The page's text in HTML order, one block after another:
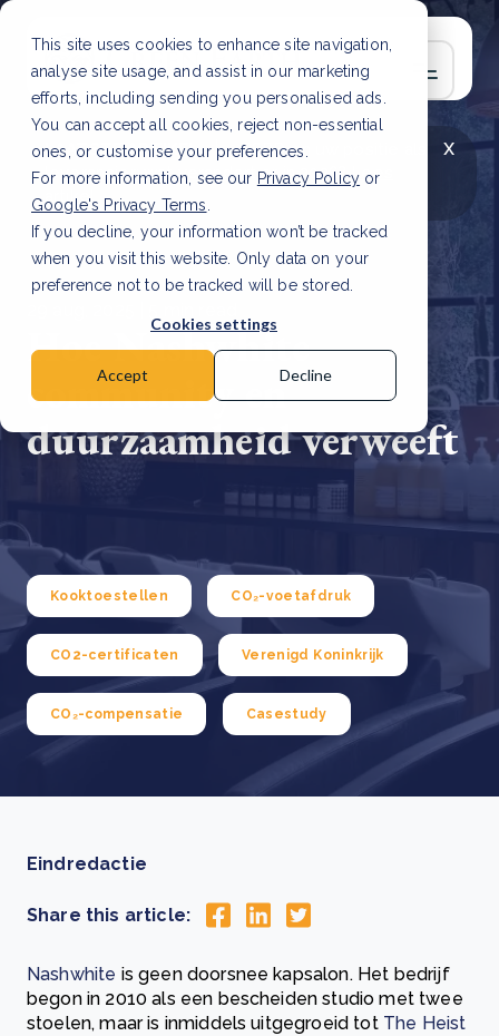
This site uses cookies to enhance site navigation,
analyse site usage, and assist in our marketing
efforts, including sending you personalised ads.
You can accept all cookies, reject non-essential
ones, or customise your preferences.
For more information, see our Privacy Policy or
Google's Privacy Terms
If you decline, your information won’t be tracked
when you visit this website. Only data on your
preference not to be tracked will be stored.
Cookies settings
Accept Decline
x
LAATSTE ARTIKEL
CSRD en uw positie als
leverancier: wat verandert er in 2026?Lees
artikel
Hoe Nashwhite
community en
duurzaamheid verweeft
Kooktoestellen CO₂-voetafdruk
CO2-certificaten Verenigd Koninkrijk
CO₂-compensatie Casestudy
Eindredactie
Share this article:
Nashwhite is geen doorsnee kapsalon. Het bedrijf
begon in 2010 als een bescheiden studio met twee
stoelen, maar is inmiddels uitgegroeid tot The Heist